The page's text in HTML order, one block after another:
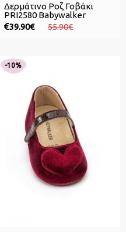
Δερμάτινο Ροζ Γοβάκι
PRI2580 Babywalker
39.90€
55.90€
-10%